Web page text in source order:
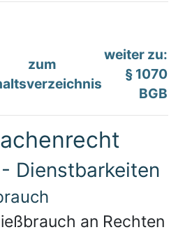
zum
weiter zu:
§ 1070
BGB
Dienstbarkeiten
an Rechten